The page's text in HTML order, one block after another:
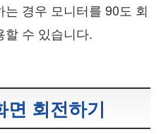
경우 모니터를 90도 회
할 수 있습니다.
회전하기